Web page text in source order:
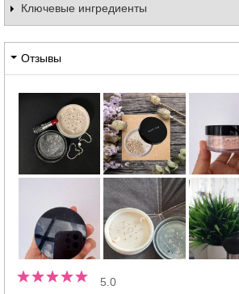
Ключевые ингредиенты
Отзывы
5.0